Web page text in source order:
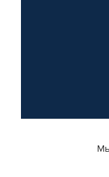
© КАМАЗ ЦЕНТР